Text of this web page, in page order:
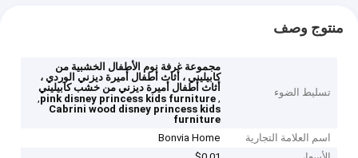
منتوج وصف
تسليط الضوء
مجموعة غرفة نوم الأطفال الخشبية من
كابيليني ، أثاث أطفال أميرة ديزني الوردي ،
أثاث أطفال أميرة ديزني من خشب كابيليني
,
pink disney princess kids furniture
,
Cabrini wood disney princess kids
furniture
اسم العلامة التجارية
Bonvia Home